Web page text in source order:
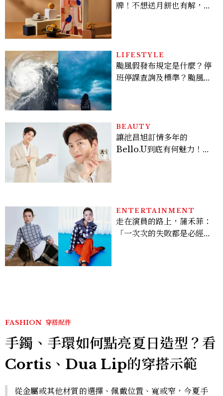
牌！不想送月餅也有解，送
LIFESTYLE
颱風假發布規定是什麼？停
班停課查詢及標準？颱風假
BEAUTY
讓池昌旭訂情多年的
Bello.U到底有何魅力！揭
ENTERTAINMENT
走在演員的路上，蒲禾菲：
「一次次的失敗都是必經過
FASHION 穿搭配件
手鐲、手環如何點亮夏日造型？看
Cortis、Dua Lip的穿搭示範
從金屬或其他材質的選擇、佩戴位置、寬或窄，今夏手